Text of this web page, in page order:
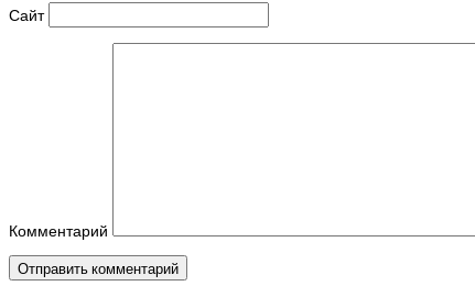
Сайт
Комментарий